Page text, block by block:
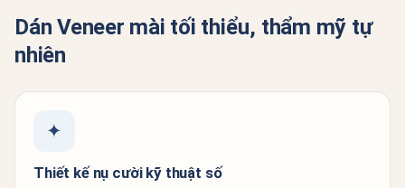
Dán Veneer mài tối thiểu, thẩm mỹ tự
nhiên
✦
Thiết kế nụ cười kỹ thuật số